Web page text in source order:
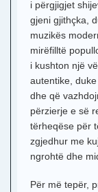
i përgjigjet
gjeni gjithçka,
muzikës
mirëfilltë
i kushton një
autentike,
dhe që
përzierje e së
tërheqëse për
zgjedhur me
ngrohtë dhe
Për më tepër,